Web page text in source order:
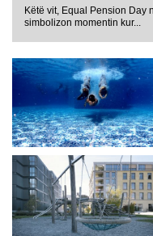
Këtë vit, Equal Pension Day
simbolizon momentin kur...